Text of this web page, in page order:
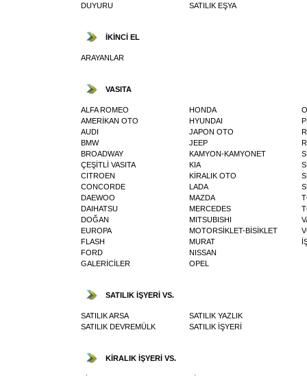
DUYURU
SATILIK EŞYA
İKİNCİ EL
ARAYANLAR
VASITA
ALFA ROMEO
AMERİKAN OTO
AUDI
BMW
BROADWAY
ÇEŞİTLİ VASITA
CITROEN
CONCORDE
DAEWOO
DAIHATSU
DOĞAN
EUROPA
FLASH
FORD
GALERİCİLER
HONDA
HYUNDAI
JAPON OTO
JEEP
KAMYON-KAMYONET
KIA
KİRALIK OTO
LADA
MAZDA
MERCEDES
MITSUBISHI
MOTORSİKLET-BİSİKLET
MURAT
NISSAN
OPEL
SATILIK İŞYERİ VS.
SATILIK ARSA
SATILIK DEVREMÜLK
SATILIK YAZLIK
SATILIK İŞYERİ
KİRALIK İŞYERİ VS.